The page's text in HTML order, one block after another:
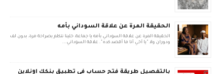
الحقيقة المرة عن علاقة السوداني بأمه
الحقيقة المرة عن علاقة السوداني بأمه يا جماعة، خلينا نتكلم بصراحة مرة، بدون لف
ودوران ولا "يا أخي أنا ما أقصد كده". علاقة السوداني...
بالتفصيل طريقة فتح حساب في تطبيق بنكك اونلاين